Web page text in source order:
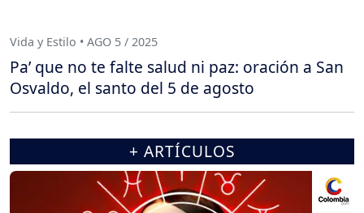
Vida y Estilo • AGO 5 / 2025
Pa’ que no te falte salud ni paz: oración a San
Osvaldo, el santo del 5 de agosto
+ ARTÍCULOS